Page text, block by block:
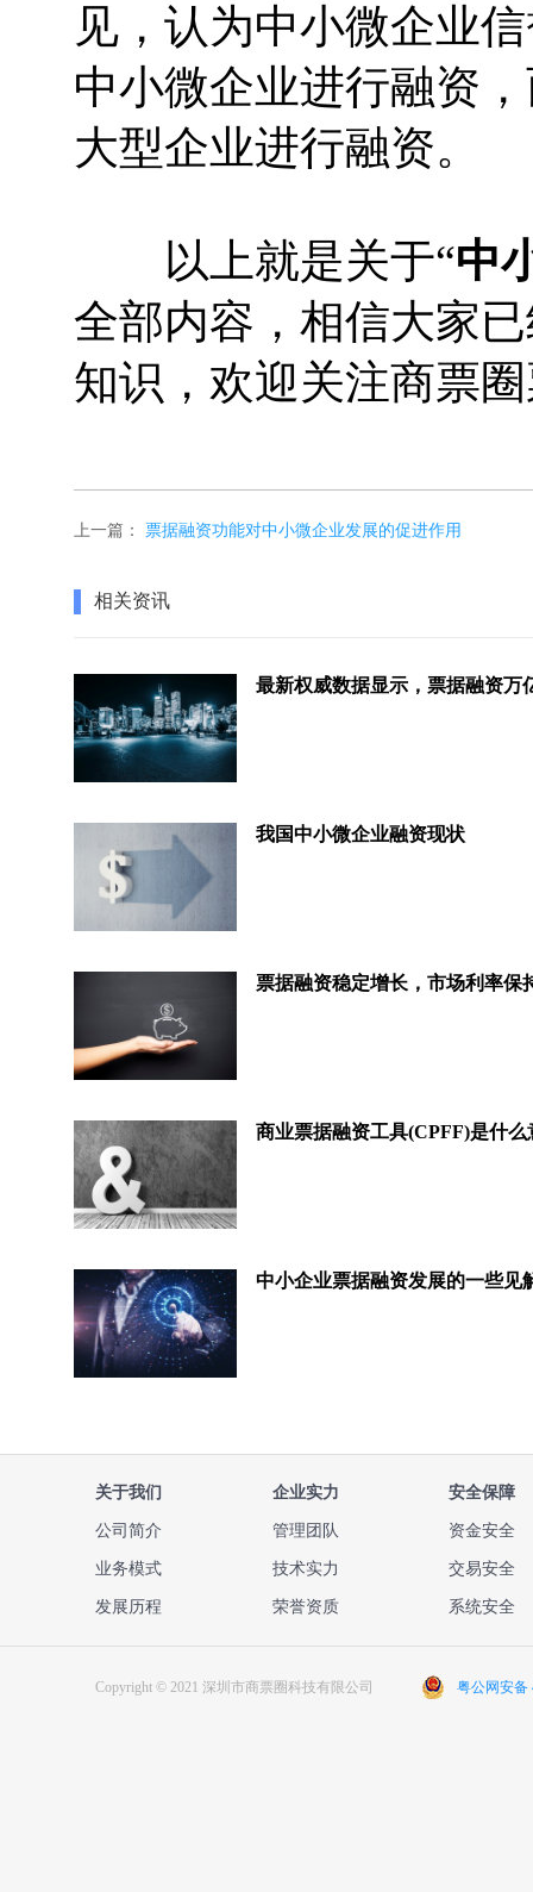
见，认为中小微企业
中小微企业进行融资
大型企业进行融资。
以上就是关于“中
全部内容，相信大家
知识，欢迎关注商票
上一篇： 票据融资功能对中小微企业发展的促进作用
相关资讯
我国中小微企业融资现状
票据融资稳定增长，市场利率保
商业票据融资工具(CPFF)是什么
中小企业票据融资发展的一些见
关于我们
公司简介
业务模式
发展历程
企业实力
管理团队
技术实力
荣誉资质
安全保障
资金安全
交易安全
系统安全
Copyright © 2021 深圳市商票圈科技有限公司 粤公网安备